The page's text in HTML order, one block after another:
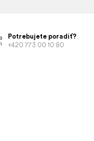
Potrebujete poradiť?
+420 773 00 10 80